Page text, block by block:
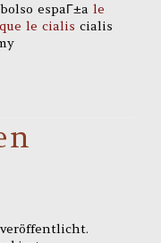
espaГ±a le
le cialis cialis